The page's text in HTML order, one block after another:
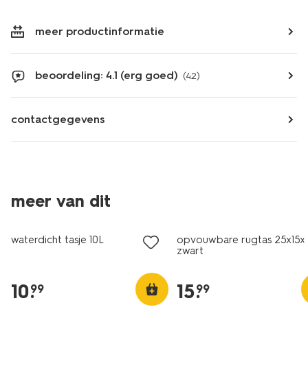
meer productinformatie
beoordeling: 4.1 (erg goed) (42)
contactgegevens
meer van dit
waterdicht tasje 10L
10.
99
opvouwbare rugtas
zwart
15.
99